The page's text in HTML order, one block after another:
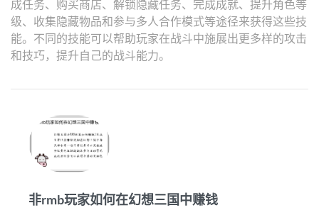
成任务、购买商店、解锁隐藏任务、完成成就、提升角色等
级、收集隐藏物品和参与多人合作模式等途径来获得这些技
能。不同的技能可以帮助玩家在战斗中施展出更多样的攻击
和技巧，提升自己的战斗能力。
非rmb玩家如何在幻想三国中赚钱